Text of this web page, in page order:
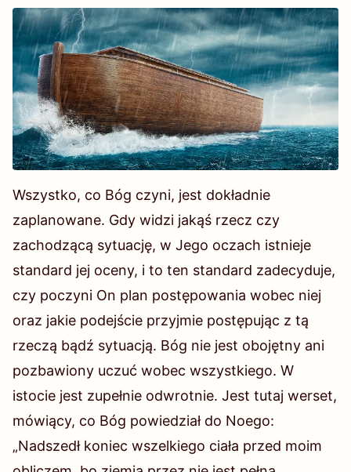
„I pokażę cuda w niebie i na ziemi, krew i
ogień, i słupy dymu. Słońce stanie się
ciemnością, a księżyc – krwią, przed
nadejściem wielkiego i strasznego dnia
Jahwe”(Jl 2:30-31).
„I zobaczyłem, gdy otworzył szóstą pieczęć,
słońce stało się czarne jak włosiany wór, a
księżyc stał się jak krew. Gwiazdy niebieskie
spadły na ziemię, podobnie jak drzewo
figowe zrzuca niedojrzałe figi, gdy
potrząśnie nim gwałtowny wiatr” (Obj 6:12-
13) .
Wszystko, co Bóg czyni, jest dokładnie
zaplanowane. Gdy widzi jakąś rzecz czy
zachodzącą sytuację, w Jego oczach istnieje
standard jej oceny, i to ten standard zadecyduje,
czy poczyni On plan postępowania wobec niej
oraz jakie podejście przyjmie postępując z tą
rzeczą bądź sytuacją. Bóg nie jest obojętny ani
pozbawiony uczuć wobec wszystkiego. W
istocie jest zupełnie odwrotnie. Jest tutaj werset,
mówiący, co Bóg powiedział do Noego:
„Nadszedł koniec wszelkiego ciała przed moim